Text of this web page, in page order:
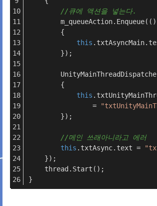
//큐에 액션을 넣는다.
        {
this
        });
        {
this
                =
        });
//메인 쓰래아니라고 에러
this .txtAsync.text =
    });
    thread.Start();
}